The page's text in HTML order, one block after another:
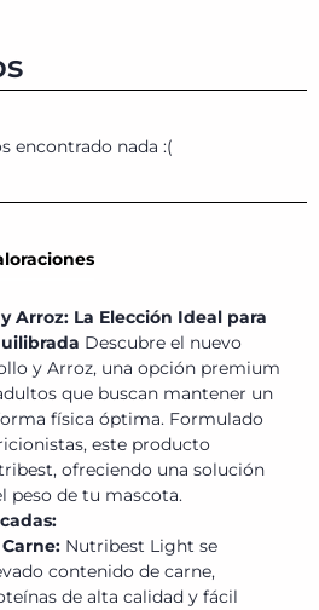
encontrado nada :(
Arroz: La Elección Ideal para
Descubre el nuevo
y Arroz, una opción premium
que buscan mantener un
física óptima. Formulado
este producto
ofreciendo una solución
peso de tu mascota.
Nutribest Light se
contenido de carne,
de alta calidad y fácil